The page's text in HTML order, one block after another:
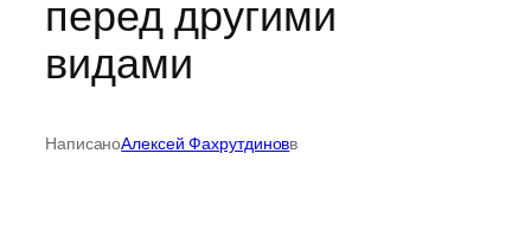
перед другими
видами
НаписаноАлексей Фахрутдиновв